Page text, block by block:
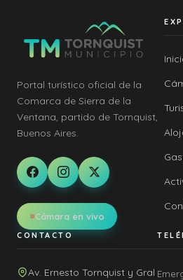
Portal turístico oficial de la
Comarca de Sierra de la
Ventana, partido de Tornquist,
Buenos Aires.
Cámara en vivo
CONTACTO
Av. Ernesto Tornquist y Gral